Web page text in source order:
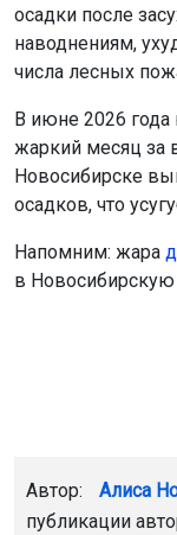
осадки после
наводнениям,
числа лесных
В июне 2026
жаркий месяц за
Новосибирске
осадков, что
Напомним: жара
в
Автор: Алиса
публикации